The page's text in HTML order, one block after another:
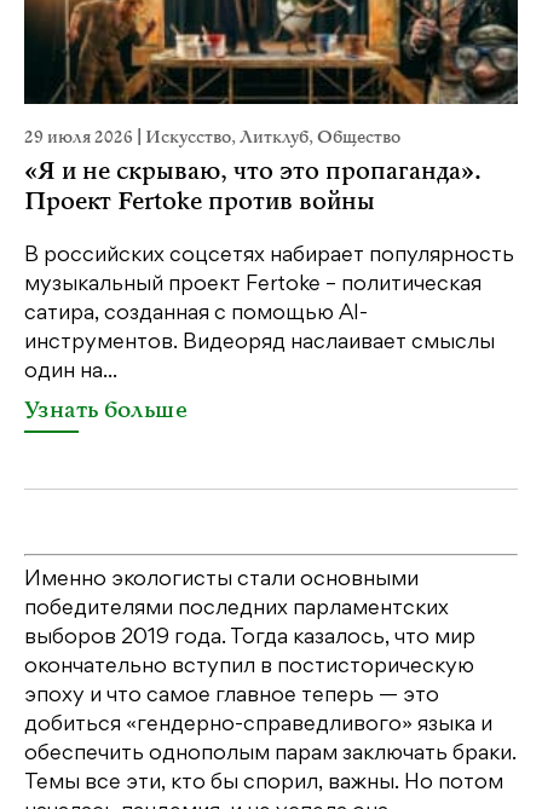
29 июля 2026 Искусство,Литклуб,Общество
«Я и не скрываю, что это пропаганда».
Проект Fertoke против войны
В российских соцсетях набирает популярность
музыкальный проект Fertoke – политическая
сатира, созданная с помощью AI-
инструментов. Видеоряд наслаивает смыслы
один на...
Узнать больше
Именно экологисты стали основными
победителями последних парламентских
выборов 2019 года. Тогда казалось, что мир
окончательно вступил в постисторическую
эпоху и что самое главное теперь — это
добиться «гендерно-справедливого» языка и
обеспечить однополым парам заключать браки.
Темы все эти, кто бы спорил, важны. Но потом